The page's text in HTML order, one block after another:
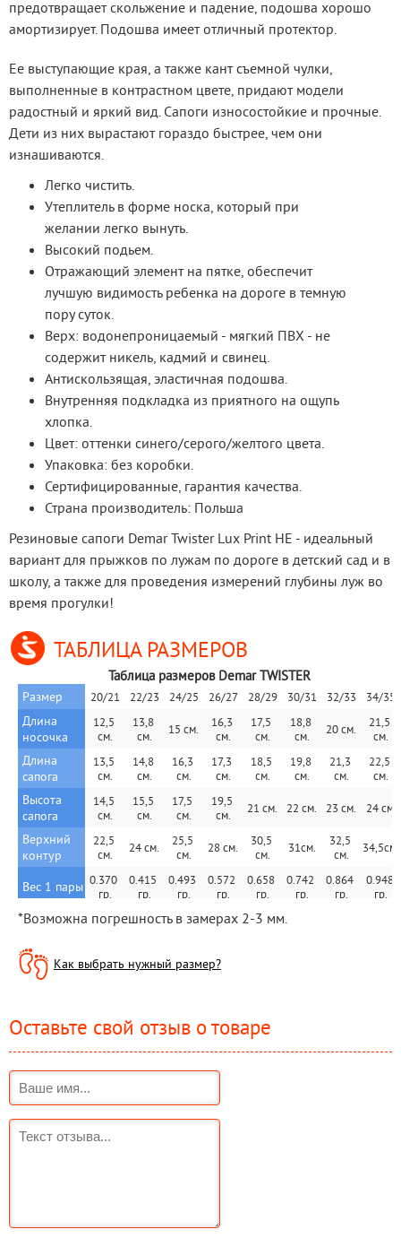
предотвращает скольжение и падение, подошва хорошо
амортизирует. Подошва имеет отличный протектор.
Ее выступающие края, а также кант съемной чулки,
выполненные в контрастном цвете, придают модели
радостный и яркий вид. Сапоги износостойкие и прочные.
Дети из них вырастают гораздо быстрее, чем они
изнашиваются.
Легко чистить.
Утеплитель в форме носка, который при
желании легко вынуть.
Высокий подьем.
Отражающий элемент на пятке, обеспечит
лучшую видимость ребенка на дороге в темную
пору суток.
Верх: водонепроницаемый - мягкий ПВХ - не
содержит никель, кадмий и свинец.
Антискользящая, эластичная подошва.
Внутренняя подкладка из приятного на ощупь
хлопка.
Цвет: оттенки синего/серого/желтого цвета.
Упаковка: без коробки.
Сертифицированные, гарантия качества.
Страна производитель: Польша
Резиновые сапоги Demar Twister Lux Print HE - идеальный
вариант для прыжков по лужам по дороге в детский сад и в
школу, а также для проведения измерений глубины луж во
время прогулки!
ТАБЛИЦА РАЗМЕРОВ
Таблица размеров Demar TWISTER
Размер 20/21 22/23 24/25 26/27 28/29 30/31 32/33 34/35
Длина
носочка
12,5
см.
13,8
см.
15 см.
16,3
см.
17,5
см.
18,8
см.
20 см.
21,5
см.
Длина
сапога
13,5
см.
14,8
см.
16,3
см.
17,3
cм.
18,5
см.
19,8
см.
21,3
см.
22,5
см.
Высота
сапога
14,5
см.
15,5
см.
17,5
см.
19,5
cм.
21 см. 22 см. 23 см. 24 см.
Верхний
контур
22,5
см.
24 см.
25,5
см.
28 cм.
30,5
см.
31см.
32,5
см.
34,5см.
Вес 1 пары 0.370
гр.
0.415
гр.
0.493
гр.
0.572
гр.
0.658
гр.
0.742
гр.
0.864
гр.
0.948
гр.
*Возможна погрешность в замерах 2-3 мм.
Как выбрать нужный размер?
Оставьте свой отзыв о товаре